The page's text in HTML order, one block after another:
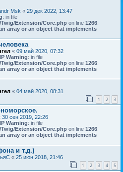
Msk « 29 дек 2022, 13:47
: in file
Extension/Core.php on line 1266:
array or an object that implements
« 09 май 2020, 07:32
Warning: in file
Extension/Core.php on line 1266:
array or an object that implements
« 04 май 2020, 08:31
1 2 3
30 сен 2019, 22:26
Warning: in file
Extension/Core.php on line 1266:
array or an object that implements
и т.д.)
« 25 июн 2018, 21:46
1 2 3 4 5